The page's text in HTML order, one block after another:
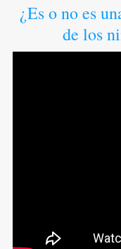
¿Es o no es
de los